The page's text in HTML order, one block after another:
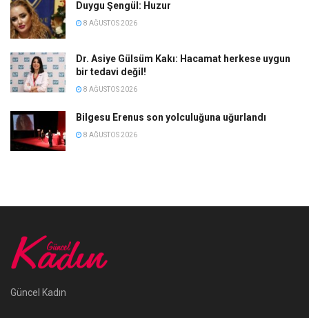
Duygu Şengül: Huzur
8 AĞUSTOS 2026
Dr. Asiye Gülsüm Kakı: Hacamat herkese uygun
bir tedavi değil!
8 AĞUSTOS 2026
Bilgesu Erenus son yolculuğuna uğurlandı
8 AĞUSTOS 2026
Güncel Kadın